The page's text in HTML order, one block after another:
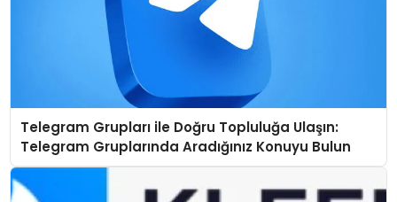
Telegram Grupları ile Doğru Topluluğa Ulaşın:
Telegram Gruplarında Aradığınız Konuyu Bulun